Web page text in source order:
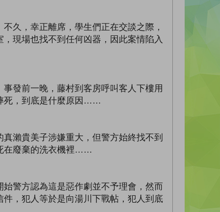
久，幸正離席，學生們正在交談之際，
現場也找不到任何凶器，因此案情陷入
發前一晚，藤村到客房呼叫客人下樓用
死，到底是什麼原因……
瀨貴美子涉嫌重大，但警方始終找不到
在廢棄的洗衣機裡……
警方認為這是惡作劇並不予理會，然而
，犯人等於是向湯川下戰帖，犯人到底